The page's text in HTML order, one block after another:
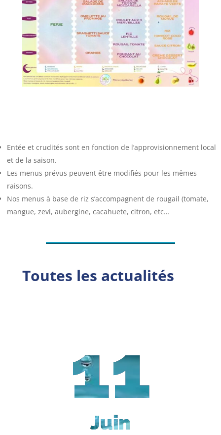
Entée et crudités sont en fonction de l’approvisionnement local
et de la saison.
Les menus prévus peuvent être modifiés pour les mêmes
raisons.
Nos menus à base de riz s’accompagnent de rougail (tomate,
mangue, zevi, aubergine, cacahuete, citron, etc…
Toutes les actualités
11
Juin